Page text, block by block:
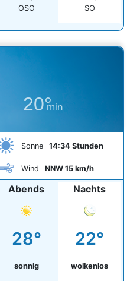
OSO
SO
20°
min
Sonne 14:34 Stunden
Wind NNW 15 km/h
Abends
28°
sonnig
Nachts
22°
wolkenlos